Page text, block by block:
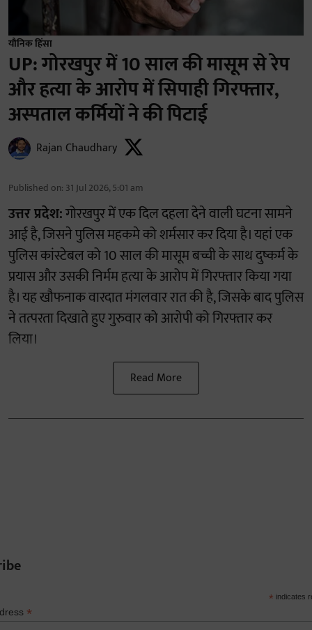
यौनिक हिंसा
UP: गोरखपुर में 10 साल की मासूम से रेप
और हत्या के आरोप में सिपाही गिरफ्तार,
अस्पताल कर्मियों ने की पिटाई
Rajan Chaudhary
Published on: 31 Jul 2026, 5:01 am
उत्तर प्रदेश:गोरखपुर में एक दिल दहला देने वाली घटना सामने
आई है, जिसने पुलिस महकमे को शर्मसार कर दिया है। यहां एक
पुलिस कांस्टेबल को 10 साल की मासूम बच्ची के साथ दुष्कर्म के
प्रयास और उसकी निर्मम हत्या के आरोप में गिरफ्तार किया गया
है। यह खौफनाक वारदात मंगलवार रात की है, जिसके बाद पुलिस
ने तत्परता दिखाते हुए गुरुवार को आरोपी को गिरफ्तार कर
लिया।
Read More
* indicates
*